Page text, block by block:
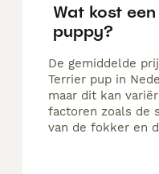
Wat kost
puppy?
De gemiddelde
Terrier pup in
maar dit kan
factoren zoals de
van de fokker en